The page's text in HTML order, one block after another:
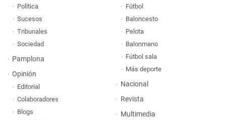
Política
Sucesos
Tribunales
Sociedad
Pamplona
Opinión
Editorial
Colaboradores
Blogs
Fútbol
Baloncesto
Pelota
Balonmano
Fútbol sala
Más deporte
Nacional
Revista
Multimedia